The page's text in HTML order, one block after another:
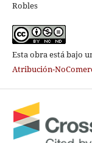
Robles
Esta obra está bajo
Atribución-